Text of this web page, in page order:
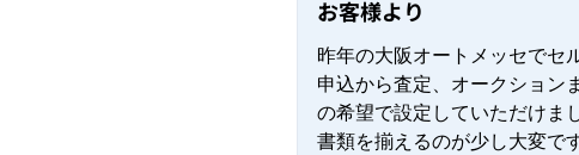
お客様より
昨年の大阪オートメッセでセ
申込から査定、オークション
の希望で設定していただけま
書類を揃えるのが少し大変です